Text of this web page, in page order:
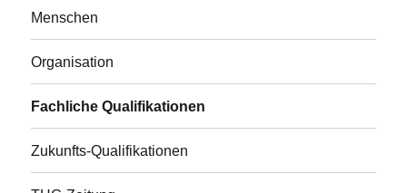
Menschen
Organisation
Fachliche Qualifikationen
Zukunfts-Qualifikationen